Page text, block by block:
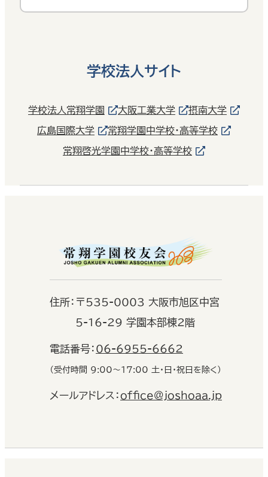
学校法人サイト
学校法人常翔学園 大阪工業大学 摂南大学
広島国際大学 常翔学園中学校・高等学校
常翔啓光学園中学校・高等学校
住所： 〒535-0003 大阪市旭区中宮
5-16-29 学園本部棟2階
電話番号： 06-6955-6662
（受付時間 9:00〜17:00 土・日・祝日を除く）
メールアドレス：office@joshoaa.jp